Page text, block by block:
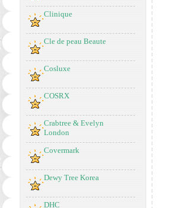
Clinique
Cle de peau Beaute
Cosluxe
COSRX
Crabtree & Evelyn
London
Covermark
Dewy Tree Korea
DHC